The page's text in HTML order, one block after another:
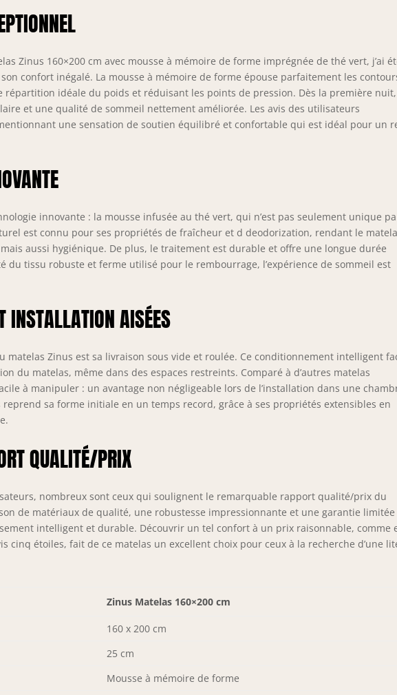
mauvaises odeurs d’humidité, de jour comme de nuit CERTIFICATION
OEKO-TEX – Profitez d’une mousse de la plus haute qualité et
composition TRANQUILLITÉ D’ESPRIT ASSURÉE – Garantie limitée de
10 ans; ce matelas 90 x 190 cm peut supporter un poids maximal de
113 kg, tandis que toutes les autres tailles peuvent supporter
jusqu’à 227 kg
Zinus 160×200 cm avec mousse à mémoire de forme imprégnée de thé vert, j’ai
confort inégalé. La mousse à mémoire de forme épouse parfaitement les
répartition idéale du poids et réduisant les points de pression. Dès la première
et une qualité de sommeil nettement améliorée. Les avis des utilisateurs
une sensation de soutien équilibré et confortable qui est idéal pour un
innovante : la mousse infusée au thé vert, qui n’est pas seulement unique
est connu pour ses propriétés de fraîcheur et d deodorization, rendant le
aussi hygiénique. De plus, le traitement est durable et offre une longue durée
du tissu robuste et ferme utilisé pour le rembourrage, l’expérience de sommeil est
INSTALLATION AISÉES
matelas Zinus est sa livraison sous vide et roulée. Ce conditionnement intelligent
du matelas, même dans des espaces restreints. Comparé à d’autres matelas
à manipuler : un avantage non négligeable lors de l’installation dans une
sa forme initiale en un temps record, grâce à ses propriétés extensibles en
QUALITÉ/PRIX
nombreux sont ceux qui soulignent le remarquable rapport qualité/prix du
de matériaux de qualité, une robustesse impressionnante et une garantie
intelligent et durable. Découvrir un tel confort à un prix raisonnable, comme
cinq étoiles, fait de ce matelas un excellent choix pour ceux à la recherche d’une
Zinus Matelas 160×200 cm
160 x 200 cm
25 cm
Mousse à mémoire de forme